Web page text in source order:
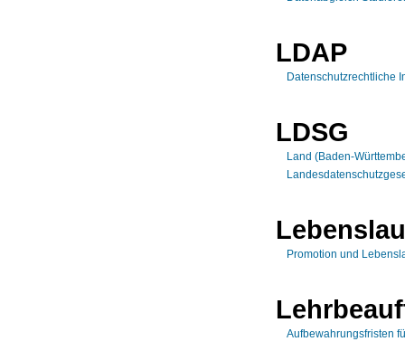
LDAP
Datenschutzrechtliche
LDSG
Land (Baden-
Promotion und
Aufbewahrungsfristen